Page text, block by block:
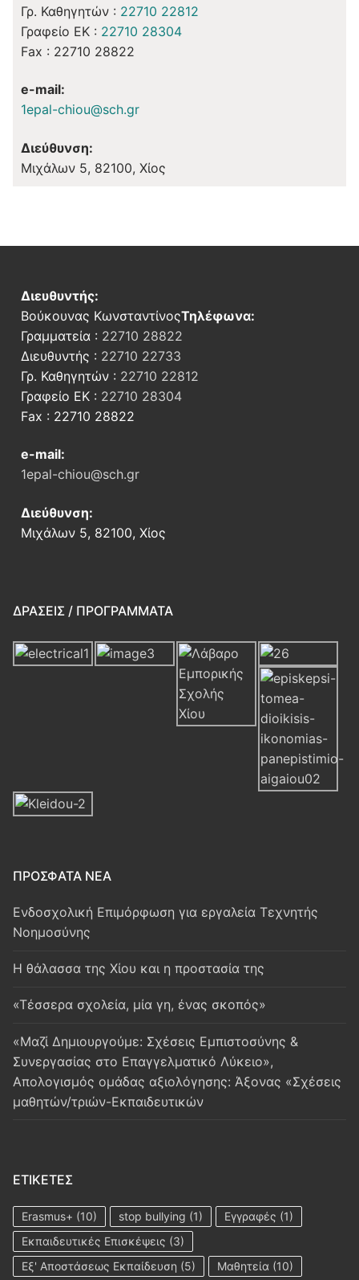
Γρ. Καθηγητών : 22710 22812
Γραφείο ΕΚ : 22710 28304
Fax : 22710 28822
e-mail:
1epal-chiou@sch.gr
Διεύθυνση:
Μιχάλων 5, 82100, Χίος
Διευθυντής:
Βούκουνας ΚωνσταντίνοςΤηλέφωνα:
Γραμματεία : 22710 28822
Διευθυντής : 22710 22733
Γρ. Καθηγητών : 22710 22812
Γραφείο ΕΚ : 22710 28304
Fax : 22710 28822
e-mail:
1epal-chiou@sch.gr
Διεύθυνση:
Μιχάλων 5, 82100, Χίος
ΔΡΆΣΕΙΣ / ΠΡΟΓΡΆΜΜΑΤΑ
ΠΡΌΣΦΑΤΑ ΝΈΑ
Ενδοσχολική Επιμόρφωση για εργαλεία Τεχνητής
Νοημοσύνης
Η θάλασσα της Χίου και η προστασία της
«Τέσσερα σχολεία, μία γη, ένας σκοπός»
«Μαζί Δημιουργούμε: Σχέσεις Εμπιστοσύνης &
Συνεργασίας στο Επαγγελματικό Λύκειο»,
Απολογισμός ομάδας αξιολόγησης: Άξονας «Σχέσεις
μαθητών/τριών-Εκπαιδευτικών
ΕΤΙΚΈΤΕΣ
Erasmus+ (10) stop bullying (1) Εγγραφές (1)
Εκπαιδευτικές Επισκέψεις (3)
Εξ' Αποστάσεως Εκπαίδευση (5) Μαθητεία (10)